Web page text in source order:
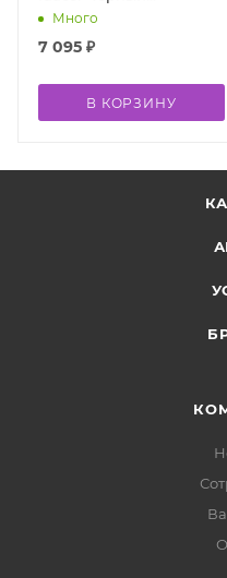
блестящий Е151 500 гр
Много
7 095 ₽
В КОРЗИНУ